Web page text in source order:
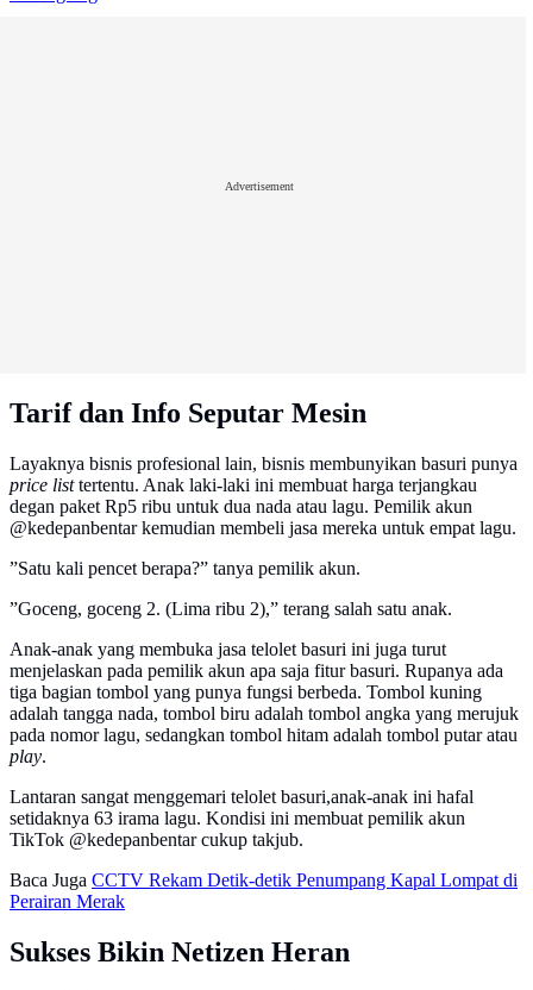
Advertisement
Tarif dan Info Seputar Mesin
Layaknya bisnis profesional lain, bisnis membunyikan basuri punya
price listtertentu. Anak laki-laki ini membuat harga terjangkau
degan paket Rp5 ribu untuk dua nada atau lagu. Pemilik akun
@kedepanbentar kemudian membeli jasa mereka untuk empat lagu.
”Satu kali pencet berapa?” tanya pemilik akun.
”Goceng, goceng 2. (Lima ribu 2),” terang salah satu anak.
Anak-anak yang membuka jasa telolet basuri ini juga turut
menjelaskan pada pemilik akun apa saja fitur basuri. Rupanya ada
tiga bagian tombol yang punya fungsi berbeda. Tombol kuning
adalah tangga nada, tombol biru adalah tombol angka yang merujuk
pada nomor lagu, sedangkan tombol hitam adalah tombol putar atau
play.
Lantaran sangat menggemari telolet basuri,anak-anak ini hafal
setidaknya 63 irama lagu. Kondisi ini membuat pemilik akun
TikTok @kedepanbentar cukup takjub.
Baca Juga CCTV Rekam Detik-detik Penumpang Kapal Lompat di
Perairan Merak
Sukses Bikin Netizen Heran